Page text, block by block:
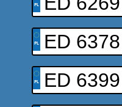
ED 6378
ED 6399